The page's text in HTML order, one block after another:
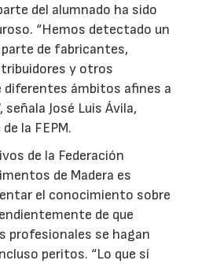
del alumnado ha sido
“Hemos detectado un
de fabricantes,
y otros
diferentes ámbitos afines a
José Luis Ávila,
la FEPM.
de la Federación
de Madera es
el conocimiento sobre
de que
profesionales se hagan
peritos. “Lo que sí